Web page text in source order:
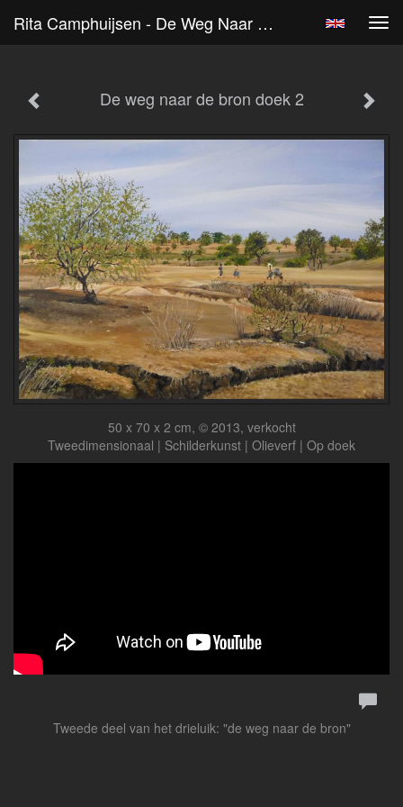
Rita Camphuijsen - De Weg Naar De Bron Doek 2
De weg naar de bron doek 2
50 x 70 x 2 cm, © 2013, verkocht
Tweedimensionaal | Schilderkunst | Olieverf | Op doek
Tweede deel van het drieluik: "de weg naar de bron"